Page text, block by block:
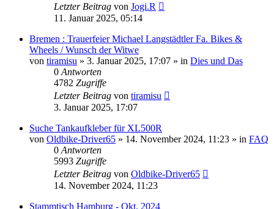
Letzter Beitrag von Jogi.R
11. Januar 2025, 05:14
Bremen : Trauerfeier Michael Langstädtler Fa. Bikes &
Wheels / Wunsch der Witwe
von tiramisu » 3. Januar 2025, 17:07 » in Dies und Das
0 Antworten
4782 Zugriffe
Letzter Beitrag von tiramisu
3. Januar 2025, 17:07
Suche Tankaufkleber für XL500R
von Oldbike-Driver65 » 14. November 2024, 11:23 » in FAQ
0 Antworten
5993 Zugriffe
Letzter Beitrag von Oldbike-Driver65
14. November 2024, 11:23
Stammtisch Hamburg - Okt. 2024